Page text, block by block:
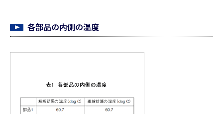
各部品の内側の温度